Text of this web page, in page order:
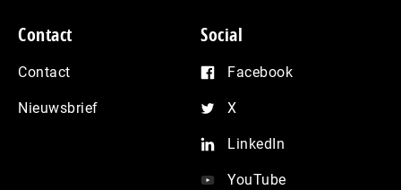
Contact
Contact
Nieuwsbrief
Social
Facebook
X
LinkedIn
YouTube